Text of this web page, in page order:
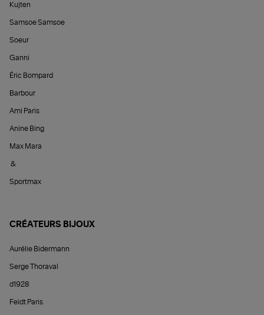
Kujten
Samsoe Samsoe
Soeur
Ganni
Éric Bompard
Barbour
Ami Paris
Anine Bing
Max Mara
&
Sportmax
CRÉATEURS BIJOUX
Aurélie Bidermann
Serge Thoraval
d1928
Feidt Paris